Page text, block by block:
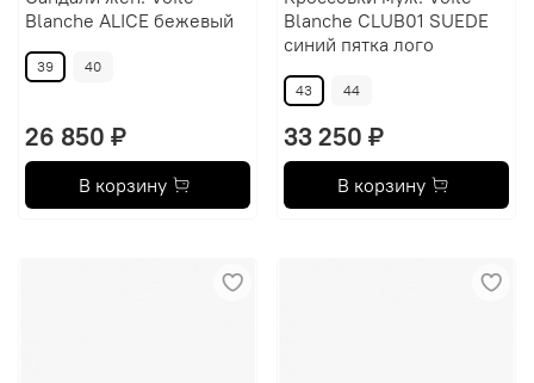
Blanche ALICE бежевый
39 40
26 850 ₽
В корзину
Blanche CLUB01 SUEDE
синий пятка лого
43 44
33 250 ₽
В корзину